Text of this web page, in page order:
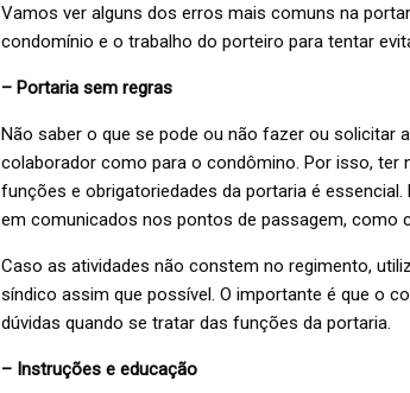
Vamos ver alguns dos erros mais comuns na
condomínio e o trabalho do porteiro para tentar
– Portaria sem regras
Não saber o que se pode ou não fazer ou solicitar
colaborador como para o condômino. Por isso,
funções e obrigatoriedades da portaria é
em comunicados nos pontos de passagem, como
Caso as atividades não constem no regimento,
síndico assim que possível. O importante é que o
dúvidas quando se tratar das funções da portaria.
– Instruções e educação